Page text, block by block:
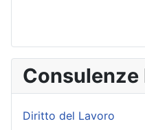
Diritto del Lavoro